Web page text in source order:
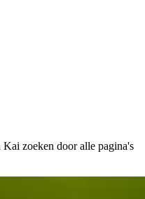
zoeken door alle pagina's